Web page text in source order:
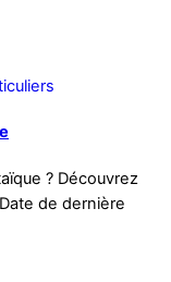
? Découvrez
de dernière